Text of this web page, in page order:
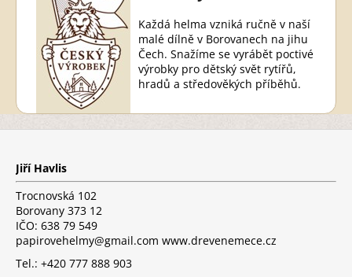
Každá helma vzniká ručně v naší
malé dílně v Borovanech na jihu
Čech. Snažíme se vyrábět poctivé
výrobky pro dětský svět rytířů,
hradů a středověkých příběhů.
Z
Jiří Havlis
Trocnovská 102
Borovany 373 12
IČO: 638 79 549
papirovehelmy@gmail.com www.drevenemece.cz
Tel.: +420 777 888 903